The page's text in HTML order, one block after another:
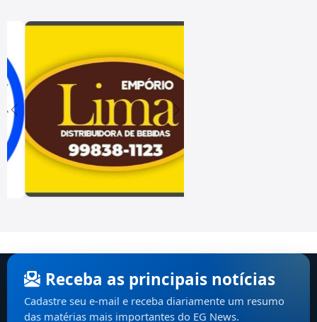
Receba as principais notícias
Cadastre seu e-mail e receba diariamente um resumo
das matérias mais importantes do EG News.